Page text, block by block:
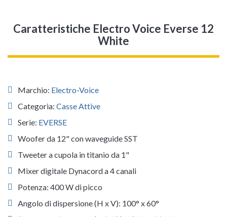
Caratteristiche Electro Voice Everse 12
White
Marchio: Electro-Voice
Categoria: Casse Attive
Serie: EVERSE
Woofer da 12" con waveguide SST
Tweeter a cupola in titanio da 1"
Mixer digitale Dynacord a 4 canali
Potenza: 400 W di picco
Angolo di dispersione (H x V): 100° x 60°